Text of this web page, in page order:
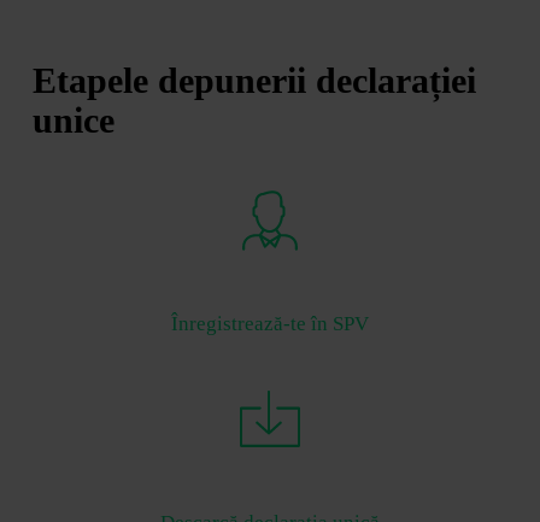
Etapele depunerii declarației
unice
Înregistrează-te în SPV